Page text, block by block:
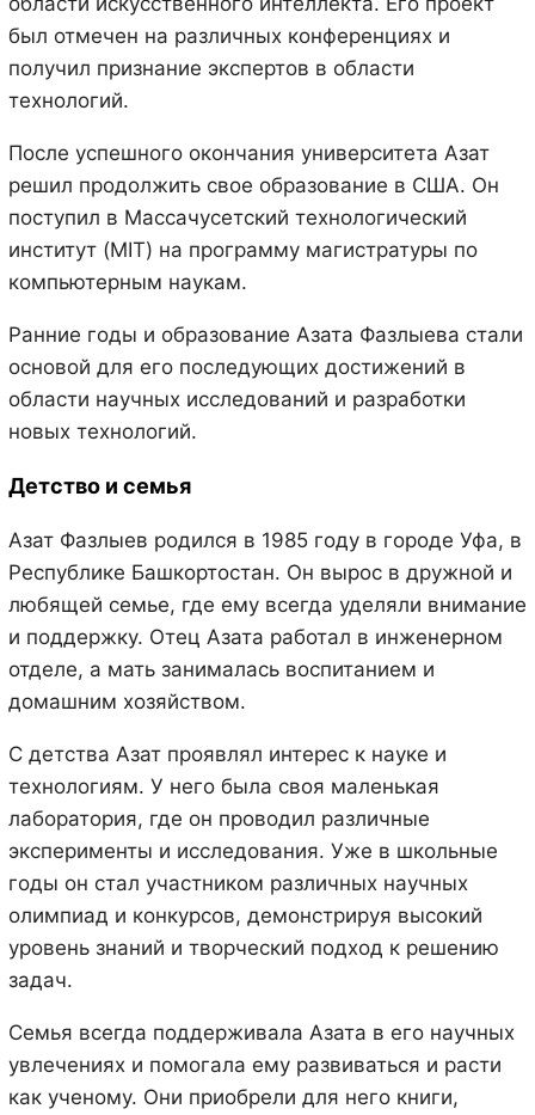
был отмечен на различных конференциях и
получил признание экспертов в области
технологий.
После успешного окончания университета Азат
решил продолжить свое образование в США. Он
поступил в Массачусетский технологический
институт (MIT) на программу магистратуры по
компьютерным наукам.
Ранние годы и образование Азата Фазлыева стали
основой для его последующих достижений в
области научных исследований и разработки
новых технологий.
Детство и семья
Азат Фазлыев родился в 1985 году в городе Уфа, в
Республике Башкортостан. Он вырос в дружной и
любящей семье, где ему всегда уделяли внимание
и поддержку. Отец Азата работал в инженерном
отделе, а мать занималась воспитанием и
домашним хозяйством.
С детства Азат проявлял интерес к науке и
технологиям. У него была своя маленькая
лаборатория, где он проводил различные
эксперименты и исследования. Уже в школьные
годы он стал участником различных научных
олимпиад и конкурсов, демонстрируя высокий
уровень знаний и творческий подход к решению
задач.
Семья всегда поддерживала Азата в его научных
увлечениях и помогала ему развиваться и расти
как ученому. Они приобрели для него книги,